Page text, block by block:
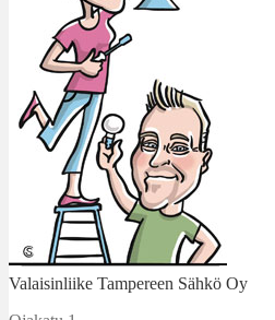
Valaisinliike Tampereen Sähkö Oy